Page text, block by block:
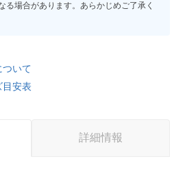
る場合があります。あらかじめご了承く
ついて
目安表
詳細情報